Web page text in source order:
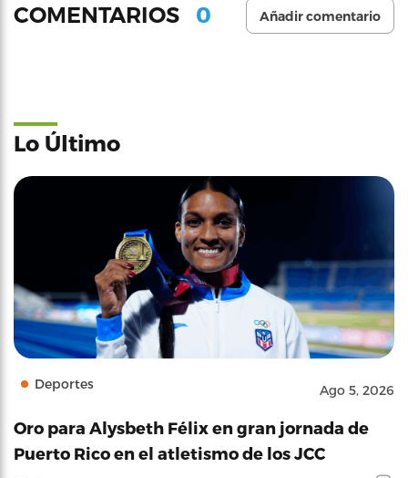
COMENTARIOS 0 Añadir comentario
Lo Último
Deportes Ago 5, 2026
Oro para Alysbeth Félix en gran jornada de
Puerto Rico en el atletismo de los JCC